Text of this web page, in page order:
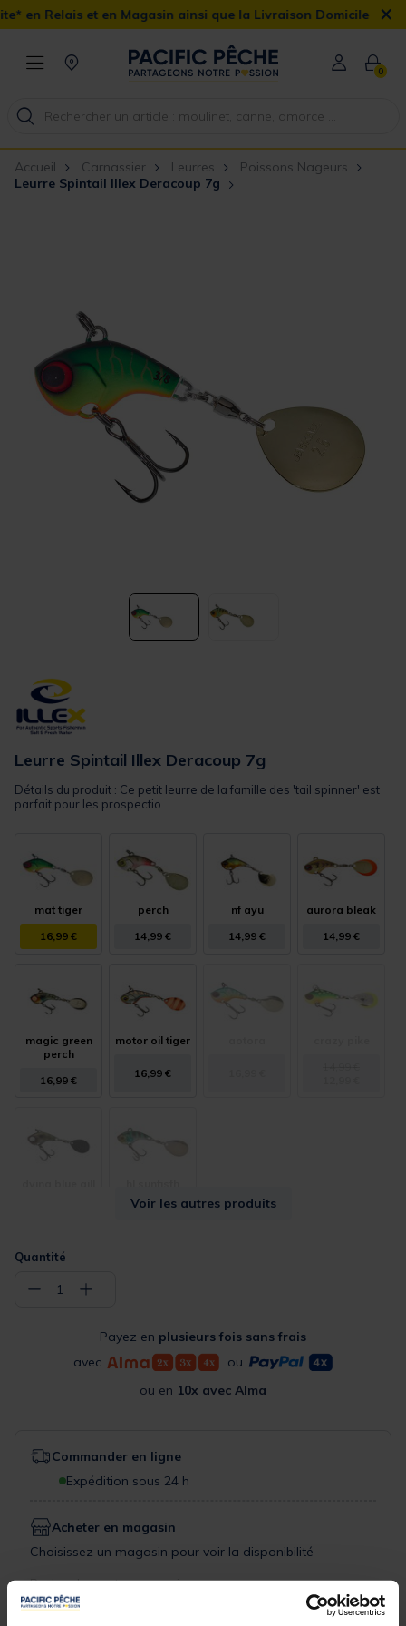
Magasin ainsi que la Livraison Domicile offerte dès 90€ ×
0
Accueil Carnassier Leurres
Poissons Nageurs
Leurre Spintail Illex Deracoup 7g
Leurre Spintail Illex Deracoup 7g
Détails du produit : Ce petit leurre de la famille des 'tail spinner' est
parfait pour les prospectio...
mat tiger
16,99 €
perch
14,99 €
nf ayu
14,99 €
aurora bleak
14,99 €
magic green
perch
16,99 €
motor oil tiger
16,99 €
16,99 €
Voir les autres produits
Quantité
− 1 +
Payez en plusieurs fois sans frais
avec
ou
ou en 10x avec Alma
Commander en ligne
Expédition sous 24 h
Acheter en magasin
Choisissez un magasin pour voir la disponibilité
Rechercher votre magasin